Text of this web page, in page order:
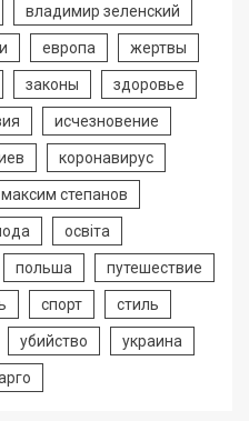
владимир зеленский
европа жертвы
законы здоровье
исчезновение
коронавирус
максим степанов
освіта
польша путешествие
спорт стиль
убийство украина